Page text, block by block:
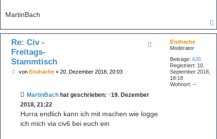
MartinBach
Eisdrache
Moderator
Beiträge: 626
Registriert: 10.
September 2018,
18:18
Wohnort: --
Re: Civ -
Freitags-
Stammtisch
Bvon Eisdrache» 20. Dezember 2018, 20:03
MartinBach hat geschrieben: ↑19. Dezember
2018, 21:22
Hurra endlich kann ich mit machen wie logge
ich mich via civ6 bei euch ein